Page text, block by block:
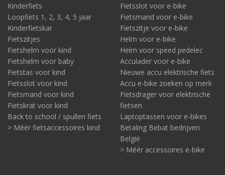
Kinderfiets
Loopfiets 1, 2, 3, 4, 5 jaar
Kinderfietskar
Fietszitjes
Fietshelm voor kind
Fietshelm voor baby
Fietstas voor kind
Fietsslot voor kind
Fietsmand voor kind
Fietskrat voor kind
Back to school / spullen fiets
> Méér fietsaccessoires kind
Fietsslot voor e-bike
Fietsmand voor e-bike
Fietszitje voor e-bike
Helm voor e-bike
Helm voor speed pedelec
Acculader voor e-bike
Nieuwe accu elektrische fiets
Accu e-bike zoeken op merk
Fietsdrager voor elektrische
fietsen
Laptoptassen voor e-bikes
Betaling Bebat bedrijven
België
> Méér accessoires e-bike